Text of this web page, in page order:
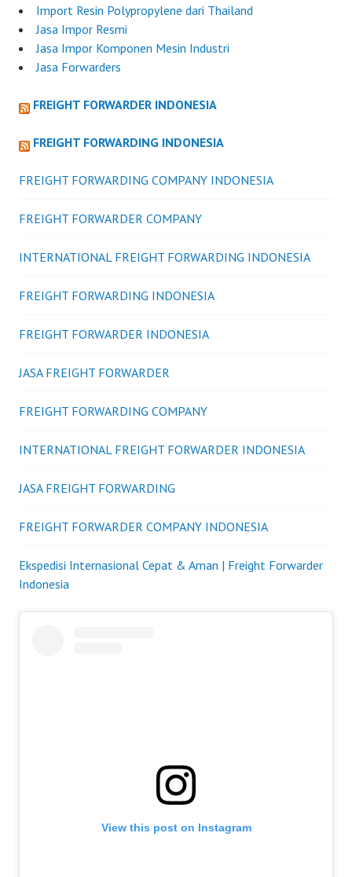
Import Resin Polypropylene dari Thailand
Jasa Impor Resmi
Jasa Impor Komponen Mesin Industri
Jasa Forwarders
FREIGHT FORWARDER INDONESIA
FREIGHT FORWARDING INDONESIA
FREIGHT FORWARDING COMPANY INDONESIA
FREIGHT FORWARDER COMPANY
INTERNATIONAL FREIGHT FORWARDING INDONESIA
FREIGHT FORWARDING INDONESIA
FREIGHT FORWARDER INDONESIA
JASA FREIGHT FORWARDER
FREIGHT FORWARDING COMPANY
INTERNATIONAL FREIGHT FORWARDER INDONESIA
JASA FREIGHT FORWARDING
FREIGHT FORWARDER COMPANY INDONESIA
Ekspedisi Internasional Cepat & Aman | Freight Forwarder
Indonesia
View this post on Instagram